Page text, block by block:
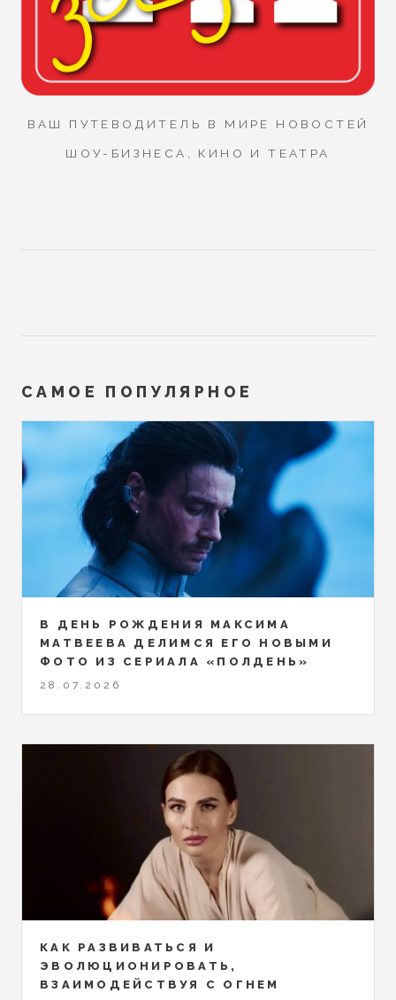
ВАШ ПУТЕВОДИТЕЛЬ В МИРЕ НОВОСТЕЙ
ШОУ-БИЗНЕСА, КИНО И ТЕАТРА
САМОЕ ПОПУЛЯРНОЕ
В ДЕНЬ РОЖДЕНИЯ МАКСИМА
МАТВЕЕВА ДЕЛИМСЯ ЕГО НОВЫМИ
ФОТО ИЗ СЕРИАЛА «ПОЛДЕНЬ»
28.07.2026
КАК РАЗВИВАТЬСЯ И
ЭВОЛЮЦИОНИРОВАТЬ,
ВЗАИМОДЕЙСТВУЯ С ОГНЕМ